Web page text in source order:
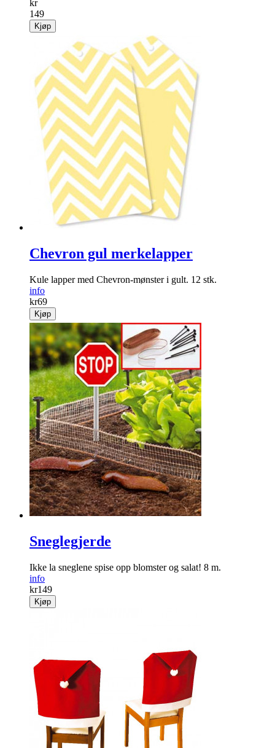
kr
149
Kjøp
Chevron gul merkelapper
Kule lapper med Chevron-mønster i gult. 12 stk.
info
kr69
Kjøp
Sneglegjerde
Ikke la sneglene spise opp blomster og salat! 8 m.
info
kr149
Kjøp